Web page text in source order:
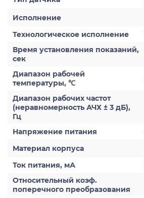
Исполнение
Технологическое исполнение
Время установления показаний,
сек
Диапазон рабочей
температуры, ℃
Диапазон рабочих частот
(неравномерность АЧХ ± 3 дБ),
Гц
Напряжение питания
Материал корпуса
Ток питания, мА
Относительный коэф.
поперечного преобразования